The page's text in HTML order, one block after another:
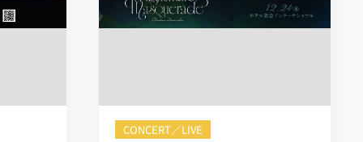
CONCERT／LIVE